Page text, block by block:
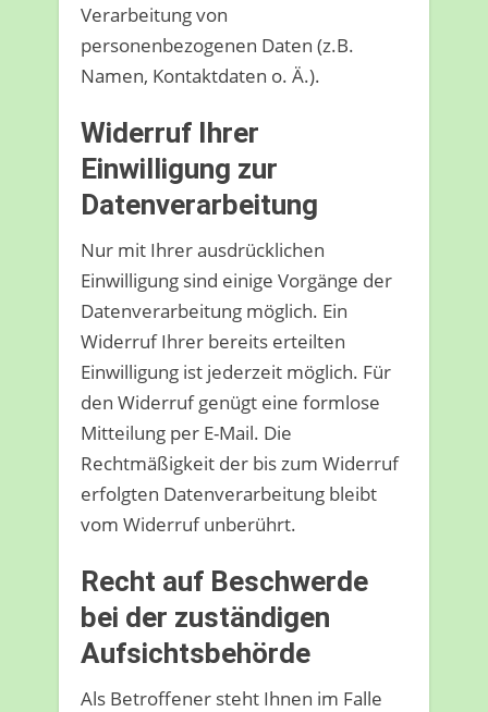
Verarbeitung von
personenbezogenen Daten (z.B.
Namen, Kontaktdaten o. Ä.).
Widerruf Ihrer
Einwilligung zur
Datenverarbeitung
Nur mit Ihrer ausdrücklichen
Einwilligung sind einige Vorgänge der
Datenverarbeitung möglich. Ein
Widerruf Ihrer bereits erteilten
Einwilligung ist jederzeit möglich. Für
den Widerruf genügt eine formlose
Mitteilung per E-Mail. Die
Rechtmäßigkeit der bis zum Widerruf
erfolgten Datenverarbeitung bleibt
vom Widerruf unberührt.
Recht auf Beschwerde
bei der zuständigen
Aufsichtsbehörde
Als Betroffener steht Ihnen im Falle